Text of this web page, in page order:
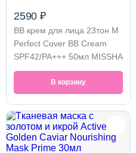
2590 ₽
BB крем для лица 23тон M
Perfect Cover BB Cream
SPF42/PA+++ 50мл MISSHA
В корзину